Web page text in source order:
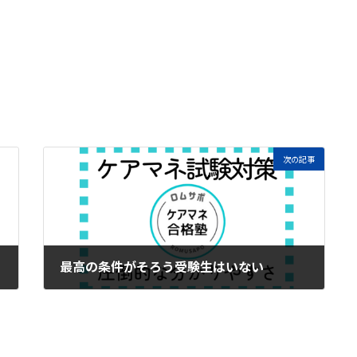
次の記事
最高の条件がそろう受験生はいない
2024年3月19日